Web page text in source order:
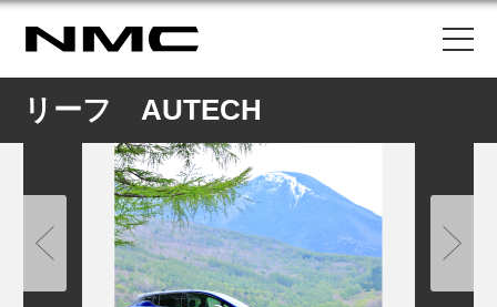
リーフ AUTECH